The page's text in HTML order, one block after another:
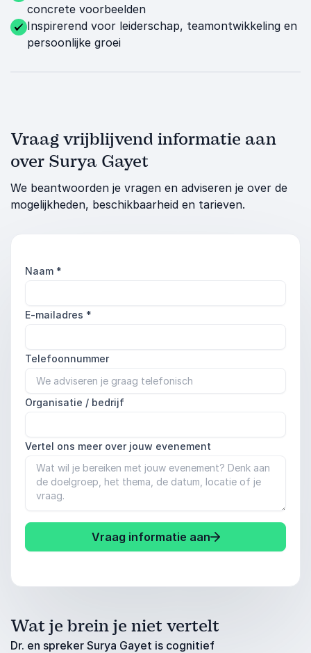
concrete voorbeelden
Inspirerend voor leiderschap, teamontwikkeling en
persoonlijke groei
Vraag vrijblijvend informatie aan
over Surya Gayet
We beantwoorden je vragen en adviseren je over de
mogelijkheden, beschikbaarheid en tarieven.
Naam *
E-mailadres *
Telefoonnummer
Organisatie / bedrijf
Vertel ons meer over jouw evenement
Vraag informatie aan
Wat je brein je niet vertelt
Dr. en spreker Surya Gayet is cognitief